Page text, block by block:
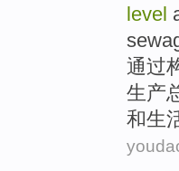
level
通过
生产
和生